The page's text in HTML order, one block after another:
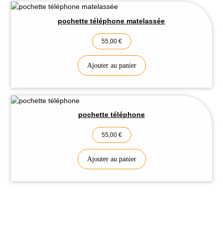
pochette téléphone matelassée
55,00 €
Ajouter au panier
pochette téléphone
55,00 €
Ajouter au panier